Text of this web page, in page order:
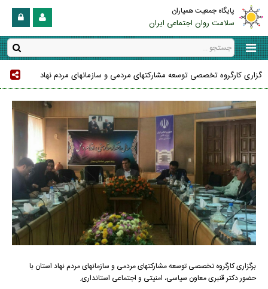
پایگاه جمعیت همیاران
سلامت روان اجتماعی ایران
گزاری کارگروه تخصصی توسعه مشارکتهای مردمی و سازمانهای مردم نهاد
برگزاری کارگروه تخصصی توسعه مشارکتهای مردمی و سازمانهای مردم نهاد استان با
حضور دکتر قنبری معاون سیاسی، امنیتی و اجتماعی استانداری.